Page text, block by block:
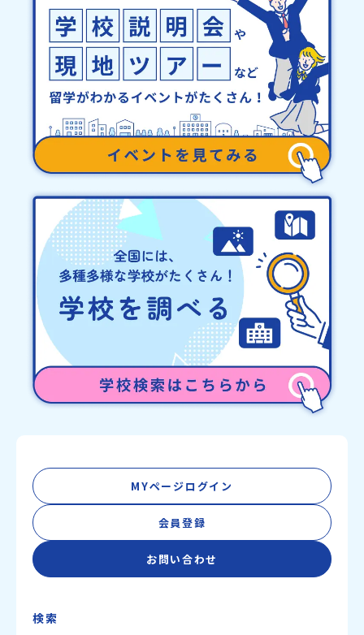
MYページログイン
会員登録
お問い合わせ
検索